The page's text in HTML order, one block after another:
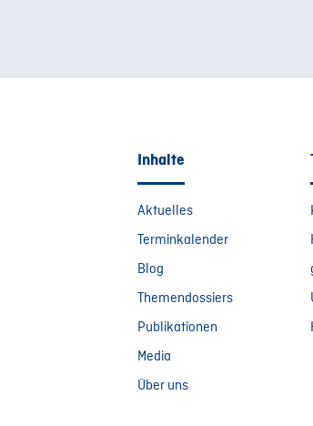
Inhalte
Aktuelles
Terminkalender
Blog
Themendossiers
Publikationen
Media
Über uns